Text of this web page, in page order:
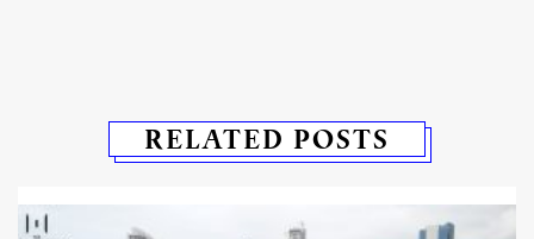
RELATED POSTS